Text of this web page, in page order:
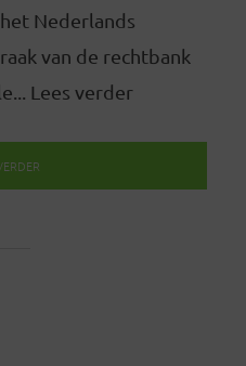
Nederlands
van de rechtbank
Lees verder